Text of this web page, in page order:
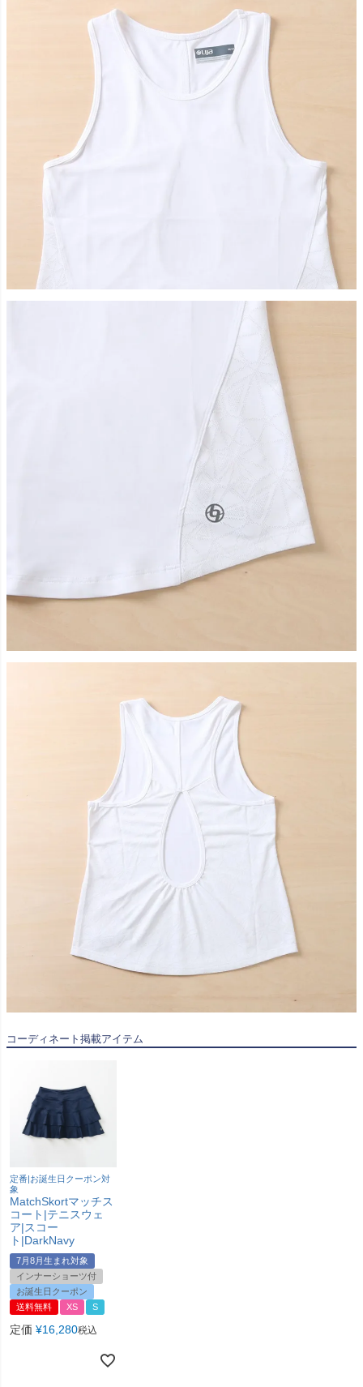
コーディネート掲載アイテム
定番|お誕生日クーポン対
象
MatchSkortマッチス
コート|テニスウェ
ア|スコー
ト|DarkNavy
7月8月生まれ対象
インナーショーツ付
お誕生日クーポン
送料無料
XS S
定価 ¥16,280税込